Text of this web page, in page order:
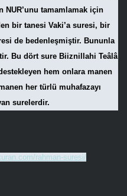
NUR’unu tamamlamak için
bir tanesi Vaki’a suresi, bir
de bedenleşmiştir. Bununla
Bu dört sure Biiznillahi Teâlâ
hem onlara manen
her türlü muhafazayı
surelerdir.
rahman-suresi/